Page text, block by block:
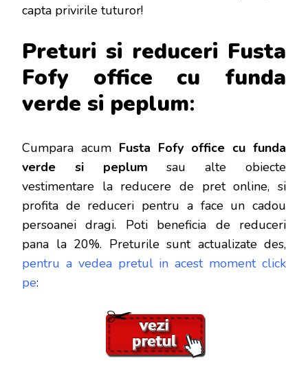
capta privirile tuturor!
Preturi si reduceri Fusta
Fofy office cu funda
verde si peplum:
Cumpara acum Fusta Fofy office cu funda
verde si peplum sau alte obiecte
vestimentare la reducere de pret online, si
profita de reduceri pentru a face un cadou
persoanei dragi. Poti beneficia de reduceri
pana la 20%. Preturile sunt actualizate des,
pentru a vedea pretul in acest moment click
pe: